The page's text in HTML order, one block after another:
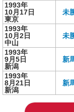
1993年
10月17日
東京
未
1993年
10月2日
中山
未
1993年
9月5日
新潟
新
1993年
8月21日
新潟
新